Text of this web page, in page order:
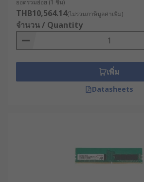
ยอดรวมย่อย (1 ชิ้น)
THB10,564.14(ไม่รวมภาษีมูลค่าเพิ่ม)
จำนวน / Quantity
เพิ่ม
Datasheets